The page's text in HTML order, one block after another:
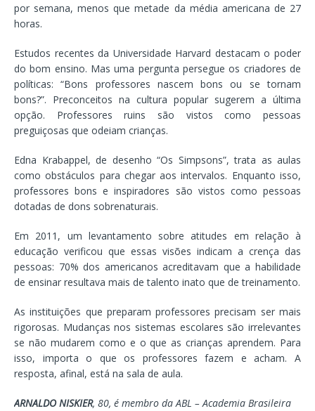
por semana, menos que metade da média americana de 27
horas.
Estudos recentes da Universidade Harvard destacam o poder
do bom ensino. Mas uma pergunta persegue os criadores de
políticas: “Bons professores nascem bons ou se tornam
bons?”. Preconceitos na cultura popular sugerem a última
opção. Professores ruins são vistos como pessoas
preguiçosas que odeiam crianças.
Edna Krabappel, de desenho “Os Simpsons”, trata as aulas
como obstáculos para chegar aos intervalos. Enquanto isso,
professores bons e inspiradores são vistos como pessoas
dotadas de dons sobrenaturais.
Em 2011, um levantamento sobre atitudes em relação à
educação verificou que essas visões indicam a crença das
pessoas: 70% dos americanos acreditavam que a habilidade
de ensinar resultava mais de talento inato que de treinamento.
As instituições que preparam professores precisam ser mais
rigorosas. Mudanças nos sistemas escolares são irrelevantes
se não mudarem como e o que as crianças aprendem. Para
isso, importa o que os professores fazem e acham. A
resposta, afinal, está na sala de aula.
ARNALDO NISKIER, 80, é membro da ABL – Academia Brasileira